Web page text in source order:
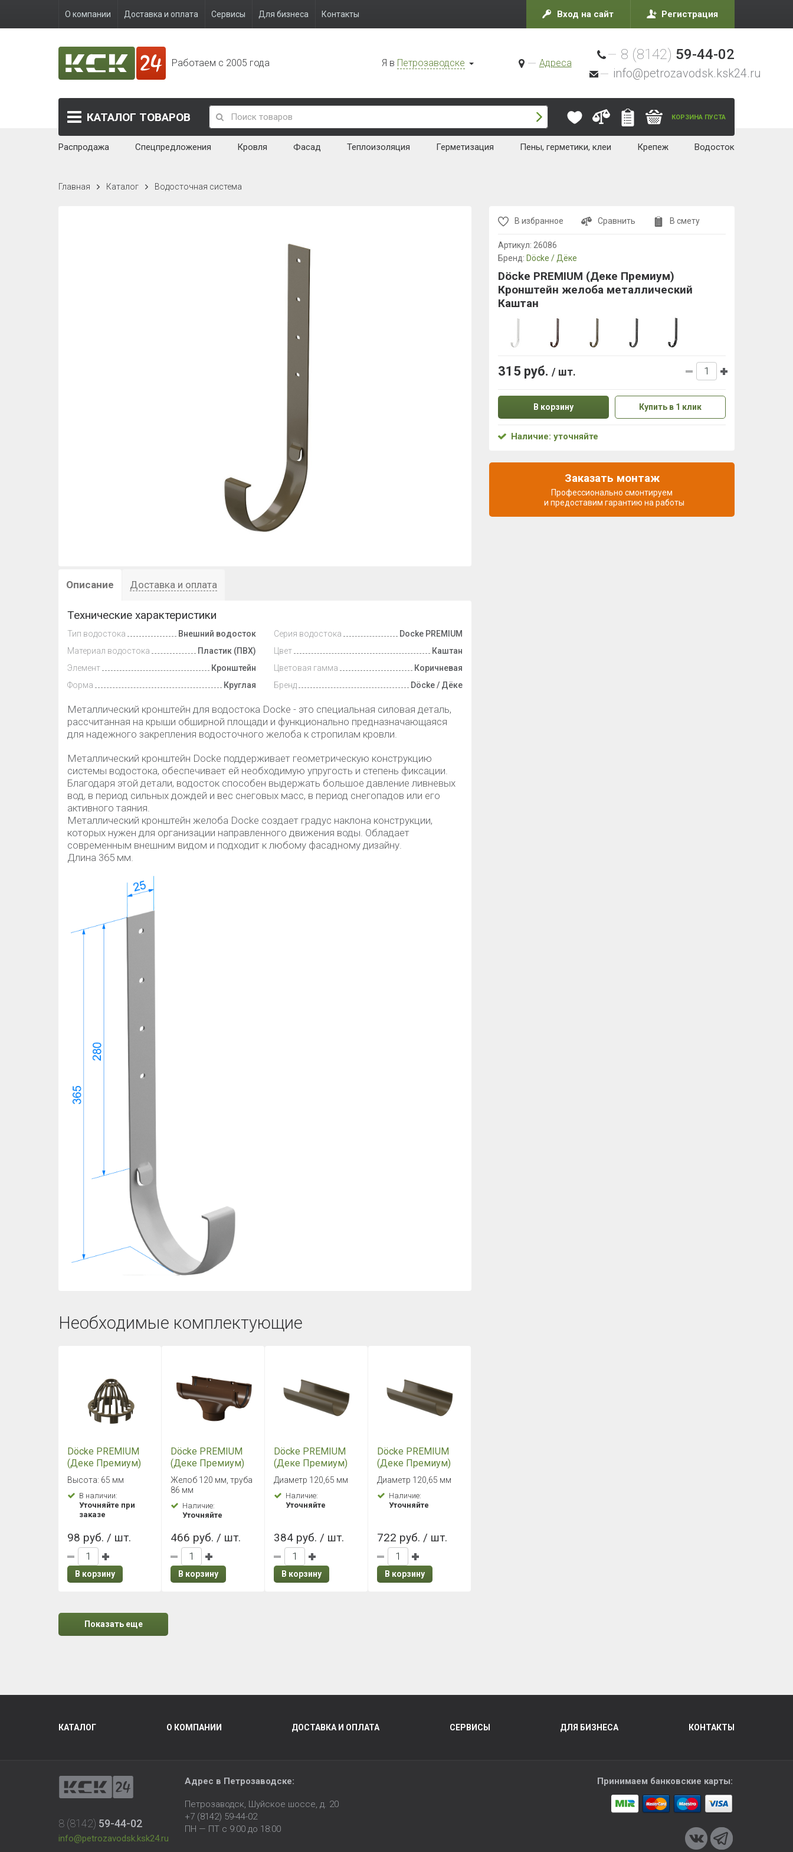
О компании Доставка и оплата Сервисы Для бизнеса Контакты Вход на сайт Регистрация
Работаем с 2005 года Я в Петрозаводске Адреса
8 (8142) 59-44-02
info@petrozavodsk.ksk24.ru
КАТАЛОГ ТОВАРОВ КОРЗИНА ПУСТА
Распродажа Спецпредложения Кровля Фасад Теплоизоляция Герметизация Пены, герметики, клеи Крепеж Водосток
Главная Каталог Водосточная система
Описание Доставка и оплата
Технические характеристики
Тип водостока
Внешний водосток
Материал водостока
Пластик (ПВХ)
Элемент
Кронштейн
Форма
Круглая
Серия водостока
Docke PREMIUM
Цвет
Каштан
Цветовая гамма
Коричневая
Бренд
Döcke / Дёке
Металлический кронштейн для водостока Dосke - это специальная силовая деталь,
рассчитанная на крыши обширной площади и функционально предназначающаяся
для надежного закрепления водосточного желоба к стропилам кровли.
Металлический кронштейн Dосke поддерживает геометрическую конструкцию
системы водостока, обеспечивает ей необходимую упругость и степень фиксации.
Благодаря этой детали, водосток способен выдержать большое давление ливневых
вод, в период сильных дождей и вес снеговых масс, в период снегопадов или его
активного таяния.
Металлический кронштейн желоба Dосke создает градус наклона конструкции,
которых нужен для организации направленного движения воды. Обладает
современным внешним видом и подходит к любому фасадному дизайну.
Длина 365 мм.
Необходимые комплектующие
Döcke PREMIUM
(Деке Премиум)
Сетка защитная
Каштан
Высота: 65 мм
В наличии:
Уточняйте при
заказе
98 руб. / шт.
В корзину
Döcke PREMIUM
(Деке Премиум)
Воронка Каштан
Желоб 120 мм, труба
86 мм
Наличие:
Уточняйте
466 руб. / шт.
В корзину
Döcke PREMIUM
(Деке Премиум)
Желоб 1500 мм
Каштан
Диаметр 120,65 мм
Наличие:
Уточняйте
384 руб. / шт.
В корзину
Döcke PREMIUM
(Деке Премиум)
Желоб 3000 мм
Каштан
Диаметр 120,65 мм
Наличие:
Уточняйте
722 руб. / шт.
В корзину
Показать еще
В избранное Сравнить В смету
Артикул: 26086
Бренд: Döcke / Дёке
Döcke PREMIUM (Деке Премиум)
Кронштейн желоба металлический
Каштан
315 руб. / шт.
В корзину Купить в 1 клик
Наличие: уточняйте
Заказать монтаж
Профессионально смонтируем
и предоставим гарантию на работы
КАТАЛОГ О КОМПАНИИ ДОСТАВКА И ОПЛАТА СЕРВИСЫ ДЛЯ БИЗНЕСА КОНТАКТЫ
8 (8142) 59-44-02
info@petrozavodsk.ksk24.ru
Адрес в Петрозаводске:
Петрозаводск, Шуйское шоссе, д. 20
+7 (8142) 59-44-02
ПН — ПТ с 9:00 до 18:00
Принимаем банковские карты: